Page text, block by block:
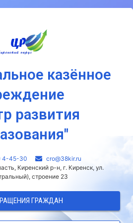
казённое
развития
4-45-30
сro@38kir.ru
Киренский р-н, г. Киренск, ул.
строение 23
ГРАЖДАН